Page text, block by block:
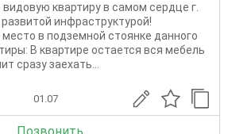
квартиру в самом сердце г.
инфраструктурой!
в подземной стоянке данного
В квартире остается вся мебель
сразу заехать...
01.07